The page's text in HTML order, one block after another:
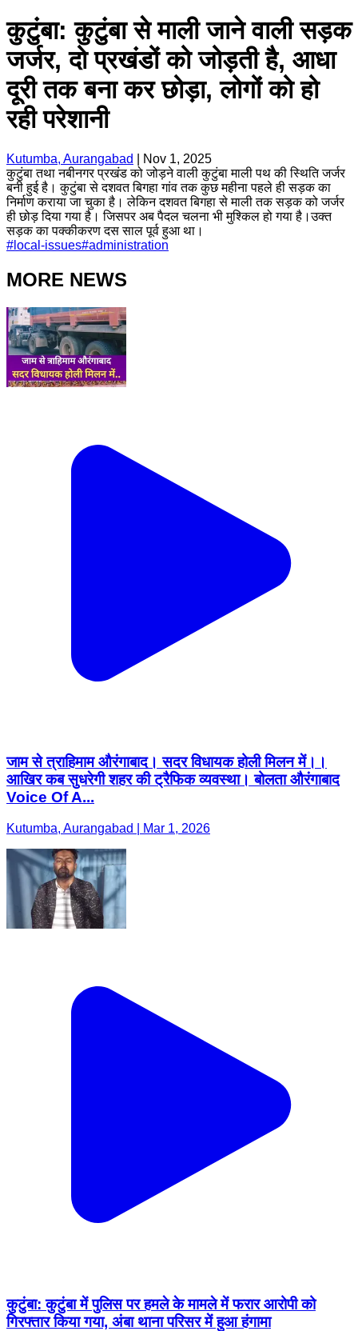
कुटुंबा: कुटुंबा से माली जाने वाली सड़क
जर्जर, दो प्रखंडों को जोड़ती है, आधा
दूरी तक बना कर छोड़ा, लोगों को हो
रही परेशानी
Kutumba, Aurangabad
Nov 1, 2025
कुटुंबा तथा नबीनगर प्रखंड को जोड़ने वाली कुटुंबा माली पथ की स्थिति जर्जर
बनी हुई है। कुटुंबा से दशवत बिगहा गांव तक कुछ महीना पहले ही सड़क का
निर्माण कराया जा चुका है। लेकिन दशवत बिगहा से माली तक सड़क को जर्जर
ही छोड़ दिया गया है। जिसपर अब पैदल चलना भी मुश्किल हो गया है।उक्त
सड़क का पक्कीकरण दस साल पूर्व हुआ था।
# local-issues#administration
MORE NEWS
जाम से त्राहिमाम औरंगाबाद। सदर विधायक होली मिलन में।।
आखिर कब सुधरेगी शहर की ट्रैफिक व्यवस्था। बोलता औरंगाबाद
Voice Of A...
Kutumba, Aurangabad | Mar 1, 2026
कुटुंबा: कुटुंबा में पुलिस पर हमले के मामले में फरार आरोपी को
गिरफ्तार किया गया, अंबा थाना परिसर में हुआ हंगामा